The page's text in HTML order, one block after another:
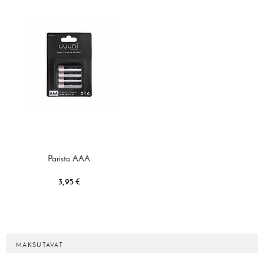
Paristo AAA
3,95 €
MAKSUTAVAT